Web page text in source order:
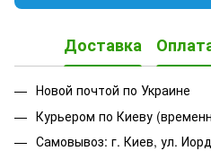
Доставка
Новой почтой по Украине
Курьером по Киеву
Самовывоз: г. Киев, ул.